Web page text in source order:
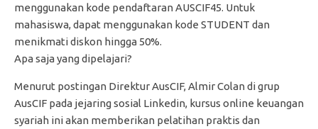
menggunakan kode pendaftaran AUSCIF45. Untuk
mahasiswa, dapat menggunakan kode STUDENT dan
menikmati diskon hingga 50%.
Apa saja yang dipelajari?
Menurut postingan Direktur AusCIF, Almir Colan di grup
AusCIF pada jejaring sosial Linkedin, kursus online keuangan
syariah ini akan memberikan pelatihan praktis dan